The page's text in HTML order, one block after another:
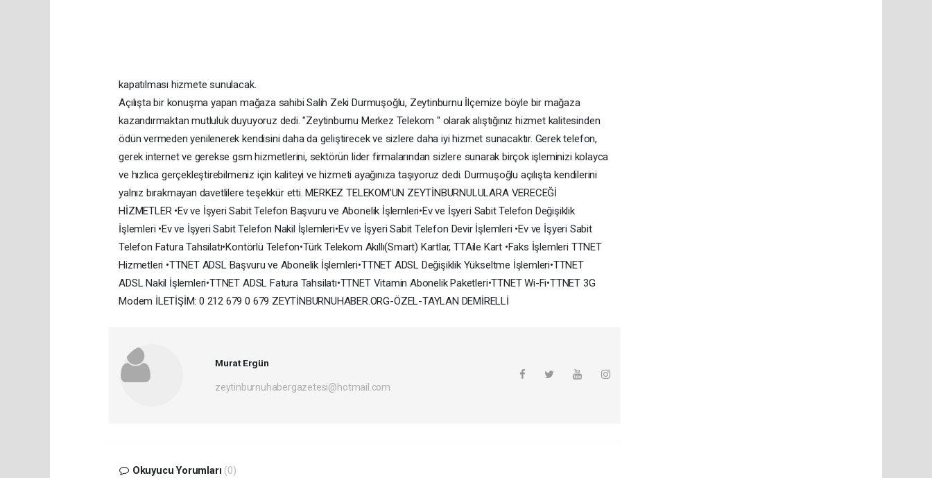
kapatılması hizmete sunulacak.
Açılışta bir konuşma yapan mağaza sahibi Salih Zeki Durmuşoğlu, Zeytinburnu İlçemize böyle bir mağaza
kazandırmaktan mutluluk duyuyoruz dedi. "Zeytinburnu Merkez Telekom " olarak alıştığınız hizmet kalitesinden
ödün vermeden yenilenerek kendisini daha da geliştirecek ve sizlere daha iyi hizmet sunacaktır. Gerek telefon,
gerek internet ve gerekse gsm hizmetlerini, sektörün lider firmalarından sizlere sunarak birçok işleminizi kolayca
ve hızlıca gerçekleştirebilmeniz için kaliteyi ve hizmeti ayağınıza taşıyoruz dedi. Durmuşoğlu açılışta kendilerini
yalnız bırakmayan davetlilere teşekkür etti. MERKEZ TELEKOM’UN ZEYTİNBURNULULARA VERECEĞİ
HİZMETLER •Ev ve İşyeri Sabit Telefon Başvuru ve Abonelik İşlemleri•Ev ve İşyeri Sabit Telefon Değişiklik
İşlemleri •Ev ve İşyeri Sabit Telefon Nakil İşlemleri•Ev ve İşyeri Sabit Telefon Devir İşlemleri •Ev ve İşyeri Sabit
Telefon Fatura Tahsilatı•Kontörlü Telefon•Türk Telekom Akıllı(Smart) Kartlar, TTAile Kart •Faks İşlemleri TTNET
Hizmetleri •TTNET ADSL Başvuru ve Abonelik İşlemleri•TTNET ADSL Değişiklik Yükseltme İşlemleri•TTNET
ADSL Nakil İşlemleri•TTNET ADSL Fatura Tahsilatı•TTNET Vitamin Abonelik Paketleri•TTNET Wi-Fi•TTNET 3G
Modem İLETİŞİM: 0 212 679 0 679 ZEYTİNBURNUHABER.ORG-ÖZEL-TAYLAN DEMİRELLİ
Murat Ergün
zeytinburnuhabergazetesi@hotmail.com
Okuyucu Yorumları (0)